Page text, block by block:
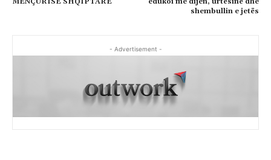
shembullin e jetës
- Advertisement -